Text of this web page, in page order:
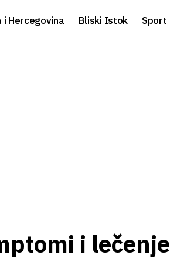
i Hercegovina Bliski Istok Sport
i lečenje